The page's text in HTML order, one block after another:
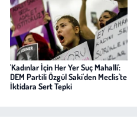
'Kadınlar İçin Her Yer Suç Mahalli':
DEM Partili Özgül Saki'den Meclis'te
İktidara Sert Tepki